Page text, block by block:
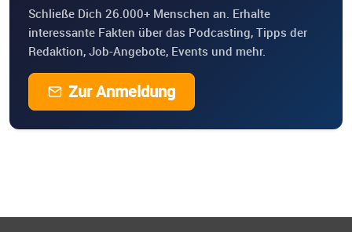
Schließe Dich 26.000+ Menschen an. Erhalte
interessante Fakten über das Podcasting, Tipps der
Redaktion, Job-Angebote, Events und mehr.
Zur Anmeldung